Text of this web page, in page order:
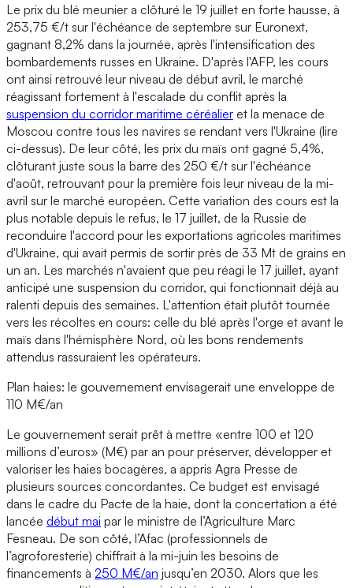
Le prix du blé meunier a clôturé le 19 juillet en forte hausse, à
253,75 €/t sur l'échéance de septembre sur Euronext,
gagnant 8,2% dans la journée, après l'intensification des
bombardements russes en Ukraine. D'après l'AFP, les cours
ont ainsi retrouvé leur niveau de début avril, le marché
réagissant fortement à l'escalade du conflit après la
suspension du corridor maritime céréalier et la menace de
Moscou contre tous les navires se rendant vers l'Ukraine (lire
ci-dessus). De leur côté, les prix du maïs ont gagné 5,4%,
clôturant juste sous la barre des 250 €/t sur l'échéance
d'août, retrouvant pour la première fois leur niveau de la mi-
avril sur le marché européen. Cette variation des cours est la
plus notable depuis le refus, le 17 juillet, de la Russie de
reconduire l'accord pour les exportations agricoles maritimes
d'Ukraine, qui avait permis de sortir près de 33 Mt de grains en
un an. Les marchés n'avaient que peu réagi le 17 juillet, ayant
anticipé une suspension du corridor, qui fonctionnait déjà au
ralenti depuis des semaines. L'attention était plutôt tournée
vers les récoltes en cours: celle du blé après l'orge et avant le
maïs dans l'hémisphère Nord, où les bons rendements
attendus rassuraient les opérateurs.
Plan haies: le gouvernement envisagerait une enveloppe de
110 M€/an
Le gouvernement serait prêt à mettre «entre 100 et 120
millions d’euros» (M€) par an pour préserver, développer et
valoriser les haies bocagères, a appris Agra Presse de
plusieurs sources concordantes. Ce budget est envisagé
dans le cadre du Pacte de la haie, dont la concertation a été
lancée début mai par le ministre de l’Agriculture Marc
Fesneau. De son côté, l’Afac (professionnels de
l’agroforesterie) chiffrait à la mi-juin les besoins de
financements à 250 M€/an jusqu’en 2030. Alors que les